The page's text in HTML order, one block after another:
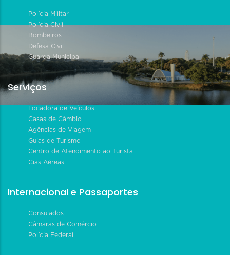
Polícia Militar
Polícia Civil
Bombeiros
Defesa Civil
Guarda Municipal
Serviços
Locadora de Veículos
Casas de Câmbio
Agências de Viagem
Guias de Turismo
Centro de Atendimento ao Turista
Cias Aéreas
Internacional e Passaportes
Consulados
Câmaras de Comércio
Polícia Federal